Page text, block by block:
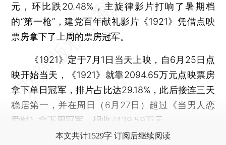
元，环比跌20.48%，主旋律影片打响了暑期档
的“第一枪”，建党百年献礼影片《1921》凭借点映
票房拿下了上周的票房冠军。
《1921》定于7月1日当天上映，自6月25日点
映开始当天，《1921》就靠2094.65万元点映票房
拿下单日冠军，排片占比达29.18%，此后接连三天
稳居第一，并在周日（6月27日）超过《当男人恋
爱时》拿下周冠军，报收7439.59万元。
本文共计1529字 订阅后继续阅读